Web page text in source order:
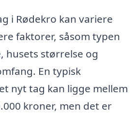
i Rødekro kan variere
faktorer, såsom typen
husets størrelse og
En typisk
nyt tag kan ligge mellem
kroner, men det er